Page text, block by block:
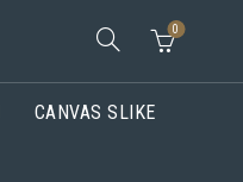
0
CANVAS SLIKE